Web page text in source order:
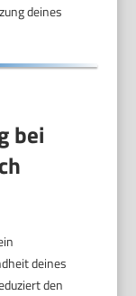
deines
bei
deines
den